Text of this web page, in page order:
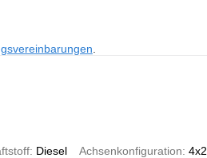
Diesel Achsenkonfiguration 4x2